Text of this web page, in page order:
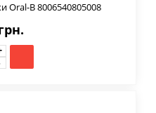
Oral-B 8006540805008